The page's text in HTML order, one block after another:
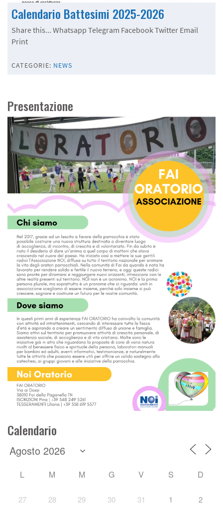
Calendario Battesimi 2025-2026
Share this... Whatsapp Telegram Facebook Twitter Email
Print
CATEGORIE: NEWS
Presentazione
Calendario
L M M G V S D
27 28 29 30 31 1 2